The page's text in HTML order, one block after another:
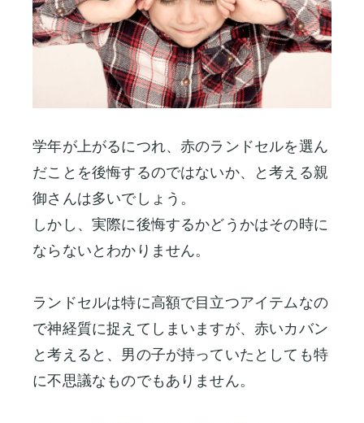
学年が上がるにつれ、赤のランドセルを選ん
だことを後悔するのではないか、と考える親
御さんは多いでしょう。
しかし、実際に後悔するかどうかはその時に
ならないとわかりません。
ランドセルは特に高額で目立つアイテムなの
で神経質に捉えてしまいますが、赤いカバン
と考えると、男の子が持っていたとしても特
に不思議なものでもありません。